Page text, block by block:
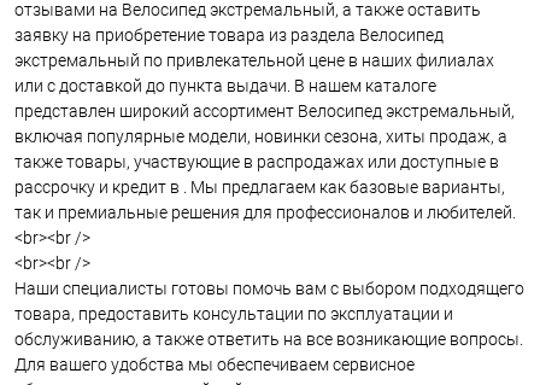
отзывами на Велосипед экстремальный, а также оставить
заявку на приобретение товара из раздела Велосипед
экстремальный по привлекательной цене в наших филиалах
или с доставкой до пункта выдачи. В нашем каталоге
представлен широкий ассортимент Велосипед экстремальный,
включая популярные модели, новинки сезона, хиты продаж, а
также товары, участвующие в распродажах или доступные в
рассрочку и кредит в . Мы предлагаем как базовые варианты,
так и премиальные решения для профессионалов и любителей.
<br><br />
<br><br />
Наши специалисты готовы помочь вам с выбором подходящего
товара, предоставить консультации по эксплуатации и
обслуживанию, а также ответить на все возникающие вопросы.
Для вашего удобства мы обеспечиваем сервисное